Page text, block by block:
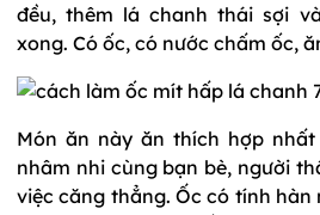
đều, thêm lá chanh thái sợi
xong. Có ốc, có nước chấm ốc,
Món ăn này ăn thích hợp
nhâm nhi cùng bạn bè, người
việc căng thẳng. Ốc có tính hàn